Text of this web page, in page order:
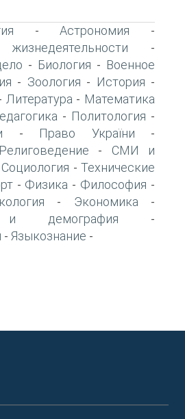
-Астрономия -
-
- Биология - Военное
- Зоология - История -
Литература - Математика
- Политология -
- Право України -
Религоведение - СМИ и
Социология - Технические
- Физика - Философия -
- Экономика -
и демография -
- Языкознание -